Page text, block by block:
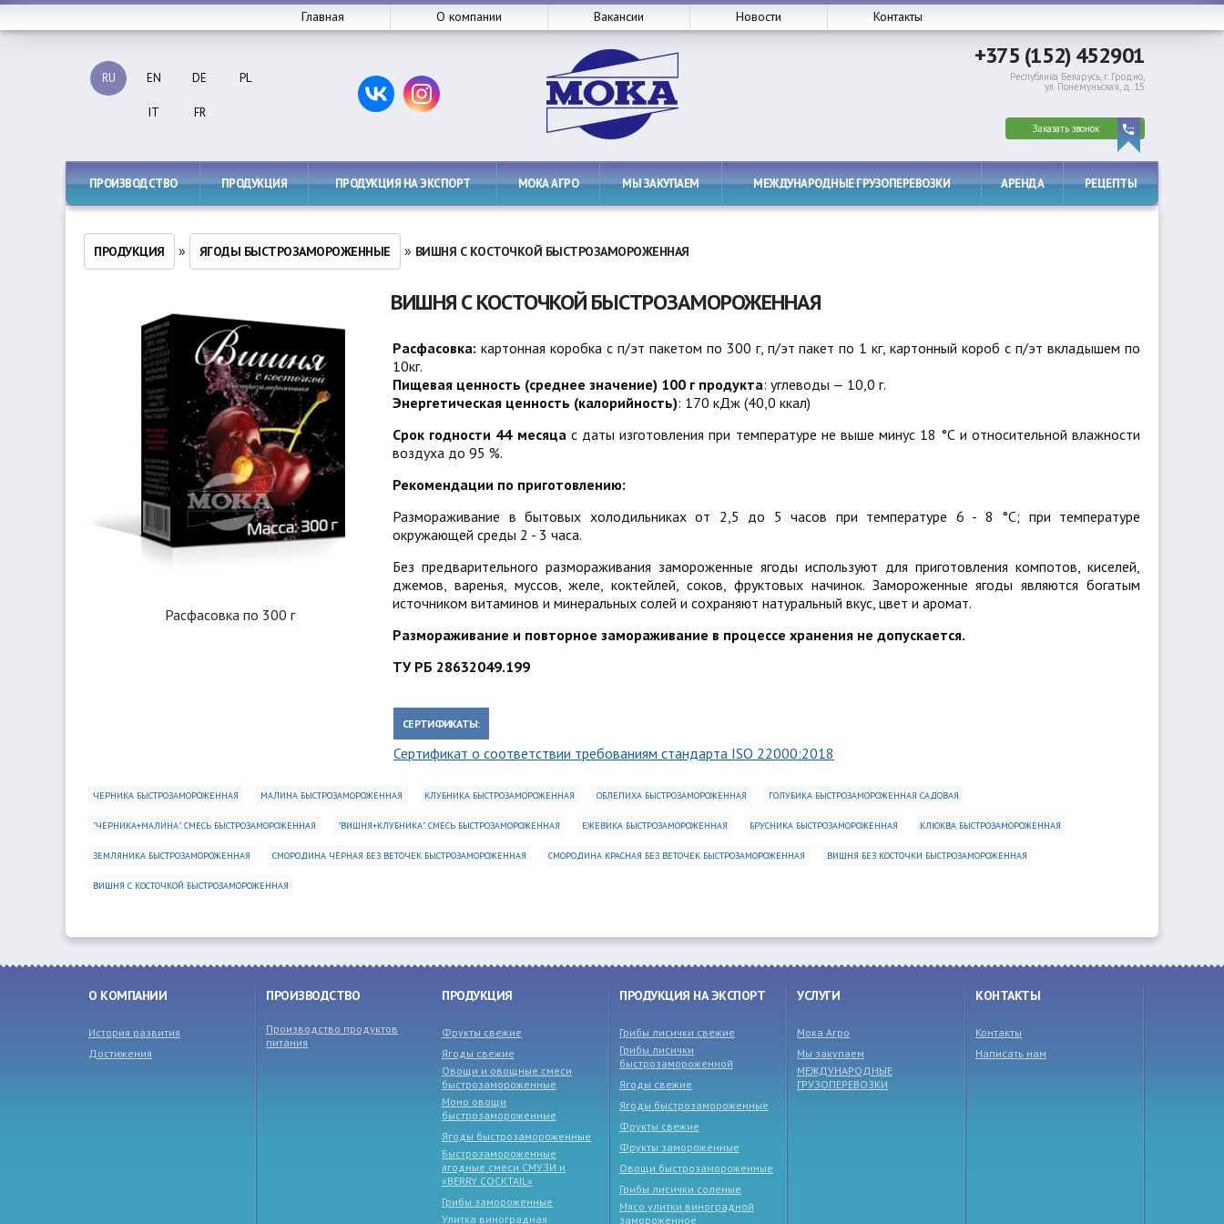
Главная О компании Вакансии Новости Контакты
RU EN DE PL
IT FR
+375 (152) 452901
Республика Беларусь, г. Гродно,
ул. Понемуньская, д. 15
Заказать звонок
ПРОИЗВОДСТВО ПРОДУКЦИЯ ПРОДУКЦИЯ НА ЭКСПОРТ МОКА АГРО МЫ ЗАКУПАЕМ МЕЖДУНАРОДНЫЕ ГРУЗОПЕРЕВОЗКИ АРЕНДА РЕЦЕПТЫ
ПРОДУКЦИЯ » ЯГОДЫ БЫСТРОЗАМОРОЖЕННЫЕ » ВИШНЯ С КОСТОЧКОЙ БЫСТРОЗАМОРОЖЕННАЯ
Расфасовка по 300 г
ВИШНЯ С КОСТОЧКОЙ БЫСТРОЗАМОРОЖЕННАЯ
Расфасовка: картонная коробка с п/эт пакетом по 300 г, п/эт пакет по 1 кг, картонный короб с п/эт вкладышем по
10кг.
Пищевая ценность (среднее значение) 100 г продукта: углеводы — 10,0 г.
Энергетическая ценность (калорийность): 170 кДж (40,0 ккал)
Срок годности 44 месяцас даты изготовления при температуре не выше минус 18 °C и относительной влажности
воздуха до 95 %.
Рекомендации по приготовлению:
Размораживание в бытовых холодильниках от 2,5 до 5 часов при температуре 6 - 8 °C; при температуре
окружающей среды 2 - 3 часа.
Без предварительного размораживания замороженные ягоды используют для приготовления компотов, киселей,
джемов, варенья, муссов, желе, коктейлей, соков, фруктовых начинок. Замороженные ягоды являются богатым
источником витаминов и минеральных солей и сохраняют натуральный вкус, цвет и аромат.
Размораживание и повторное замораживание в процессе хранения не допускается.
ТУ РБ 28632049.199
СЕРТИФИКАТЫ:
Сертификат о соответствии требованиям стандарта ISO 22000:2018
ЧЕРНИКА БЫСТРОЗАМОРОЖЕННАЯ МАЛИНА БЫСТРОЗАМОРОЖЕННАЯ КЛУБНИКА БЫСТРОЗАМОРОЖЕННАЯ ОБЛЕПИХА БЫСТРОЗАМОРОЖЕННАЯ ГОЛУБИКА БЫСТРОЗАМОРОЖЕННАЯ САДОВАЯ
"ЧЕРНИКА+МАЛИНА". СМЕСЬ БЫСТРОЗАМОРОЖЕННАЯ "ВИШНЯ+КЛУБНИКА". СМЕСЬ БЫСТРОЗАМОРОЖЕННАЯ ЕЖЕВИКА БЫСТРОЗАМОРОЖЕННАЯ БРУСНИКА БЫСТРОЗАМОРОЖЕННАЯ КЛЮКВА БЫСТРОЗАМОРОЖЕННАЯ
ЗЕМЛЯНИКА БЫСТРОЗАМОРОЖЕННАЯ СМОРОДИНА ЧЁРНАЯ БЕЗ ВЕТОЧЕК БЫСТРОЗАМОРОЖЕННАЯ СМОРОДИНА КРАСНАЯ БЕЗ ВЕТОЧЕК БЫСТРОЗАМОРОЖЕННАЯ ВИШНЯ БЕЗ КОСТОЧКИ БЫСТРОЗАМОРОЖЕННАЯ
ВИШНЯ С КОСТОЧКОЙ БЫСТРОЗАМОРОЖЕННАЯ
О КОМПАНИИ
История развития
Достижения
ПРОИЗВОДСТВО
Производство продуктов
питания
ПРОДУКЦИЯ
Фрукты свежие
Ягоды свежие
Овощи и овощные смеси
быстрозамороженные
Моно овощи
быстрозамороженные
Ягоды быстрозамороженные
Быстрозамороженные
ягодные смеси СМУЗИ и
«BERRY COCKTAIL»
Грибы замороженные
Улитка виноградная
ПРОДУКЦИЯ НА ЭКСПОРТ
Грибы лисички свежие
Грибы лисички
быстрозамороженной
Ягоды свежие
Ягоды быстрозамороженные
Фрукты свежие
Фрукты замороженные
Овощи быстрозамороженные
Грибы лисички соленые
Мясо улитки виноградной
замороженное
УСЛУГИ
Мока Агро
Мы закупаем
МЕЖДУНАРОДНЫЕ
ГРУЗОПЕРЕВОЗКИ
КОНТАКТЫ
Контакты
Написать нам